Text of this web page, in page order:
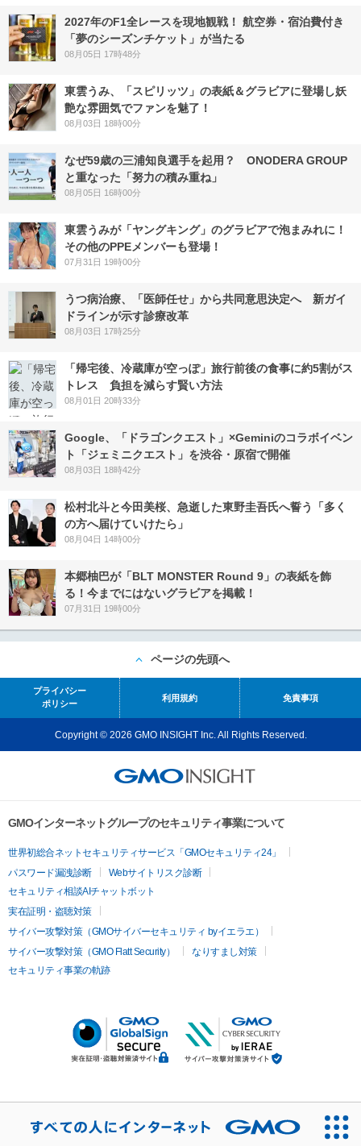
2027年のF1全レースを現地観戦！ 航空券・宿泊費付き
「夢のシーズンチケット」が当たる
08月05日 17時48分
東雲うみ、「スピリッツ」の表紙＆グラビアに登場し妖
艶な雰囲気でファンを魅了！
08月03日 18時00分
なぜ59歳の三浦知良選手を起用？ ONODERA GROUP
と重なった「努力の積み重ね」
08月05日 16時00分
東雲うみが「ヤングキング」のグラビアで泡まみれに！
その他のPPEメンバーも登場！
07月31日 19時00分
うつ病治療、「医師任せ」から共同意思決定へ 新ガイ
ドラインが示す診療改革
08月03日 17時25分
「帰宅後、冷蔵庫が空っぽ」旅行前後の食事に約5割がス
トレス 負担を減らす賢い方法
08月01日 20時33分
Google、「ドラゴンクエスト」×Geminiのコラボイベン
ト「ジェミニクエスト」を渋谷・原宿で開催
08月03日 18時42分
松村北斗と今田美桜、急逝した東野圭吾氏へ誓う「多く
の方へ届けていけたら」
08月04日 14時00分
本郷柚巴が「BLT MONSTER Round 9」の表紙を飾
る！今までにはないグラビアを掲載！
07月31日 19時00分
ページの先頭へ
プライバシー
ポリシー
利用規約 免責事項
Copyright © 2026 GMO INSIGHT Inc. All Rights Reserved.
GMOインターネットグループのセキュリティ事業について
世界初総合ネットセキュリティサービス「GMOセキュリティ24」
パスワード漏洩診断
Webサイトリスク診断
セキュリティ相談AIチャットボット
実在証明・盗聴対策
サイバー攻撃対策（GMOサイバーセキュリティ byイエラエ）
サイバー攻撃対策（GMO Flatt Security）
なりすまし対策
セキュリティ事業の軌跡